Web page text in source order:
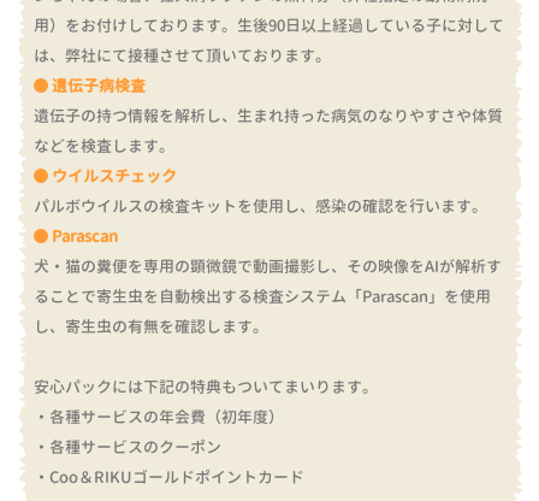
用）をお付けしております。 生後90日以上経過している子に対して
は、弊社にて接種させて頂いております。
遺伝子病検査
遺伝子の持つ情報を解析し、生まれ持った病気のなりやすさや体質
などを検査します。
ウイルスチェック
パルボウイルスの検査キットを使用し、感染の確認を行います。
Parascan
犬・猫の糞便を専用の顕微鏡で動画撮影し、その映像をAIが解析す
ることで寄生虫を自動検出する検査システム「Parascan」を使用
し、寄生虫の有無を確認します。
安心パックには下記の特典もついてまいります。
・各種サービスの年会費（初年度）
・各種サービスのクーポン
・Coo＆RIKUゴールドポイントカード